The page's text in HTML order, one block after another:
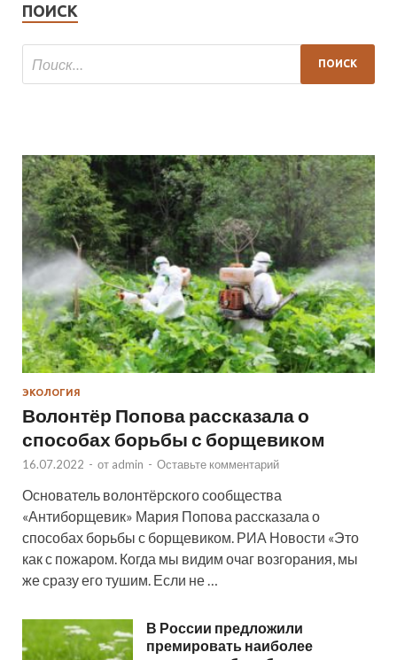
ПОИСК
ЭКОЛОГИЯ
Волонтёр Попова рассказала о
способах борьбы с борщевиком
16.07.2022 - от admin - Оставьте комментарий
Основатель волонтёрского сообщества
«Антиборщевик» Мария Попова рассказала о
способах борьбы с борщевиком. РИА Новости «Это
как с пожаром. Когда мы видим очаг возгорания, мы
же сразу его тушим. Если не …
В России предложили
премировать наиболее